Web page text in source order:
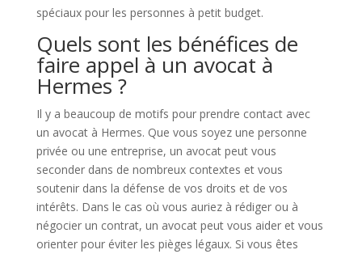
spéciaux pour les personnes à petit budget.
Quels sont les bénéfices de
faire appel à un avocat à
Hermes ?
Il y a beaucoup de motifs pour prendre contact avec
un avocat à Hermes. Que vous soyez une personne
privée ou une entreprise, un avocat peut vous
seconder dans de nombreux contextes et vous
soutenir dans la défense de vos droits et de vos
intérêts. Dans le cas où vous auriez à rédiger ou à
négocier un contrat, un avocat peut vous aider et vous
orienter pour éviter les pièges légaux. Si vous êtes